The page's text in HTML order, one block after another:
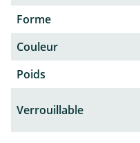
Forme
Couleur
Poids
Verrouillable